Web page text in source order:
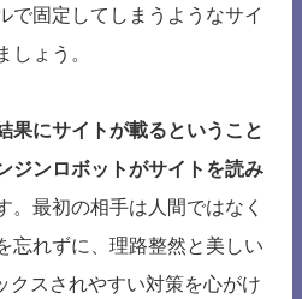
で固定してしまうようなサイ
しょう。
果にサイトが載るということ
ジンロボットがサイトを読み
。最初の相手は人間ではなく
忘れずに、理路整然と美しい
クスされやすい対策を心がけ